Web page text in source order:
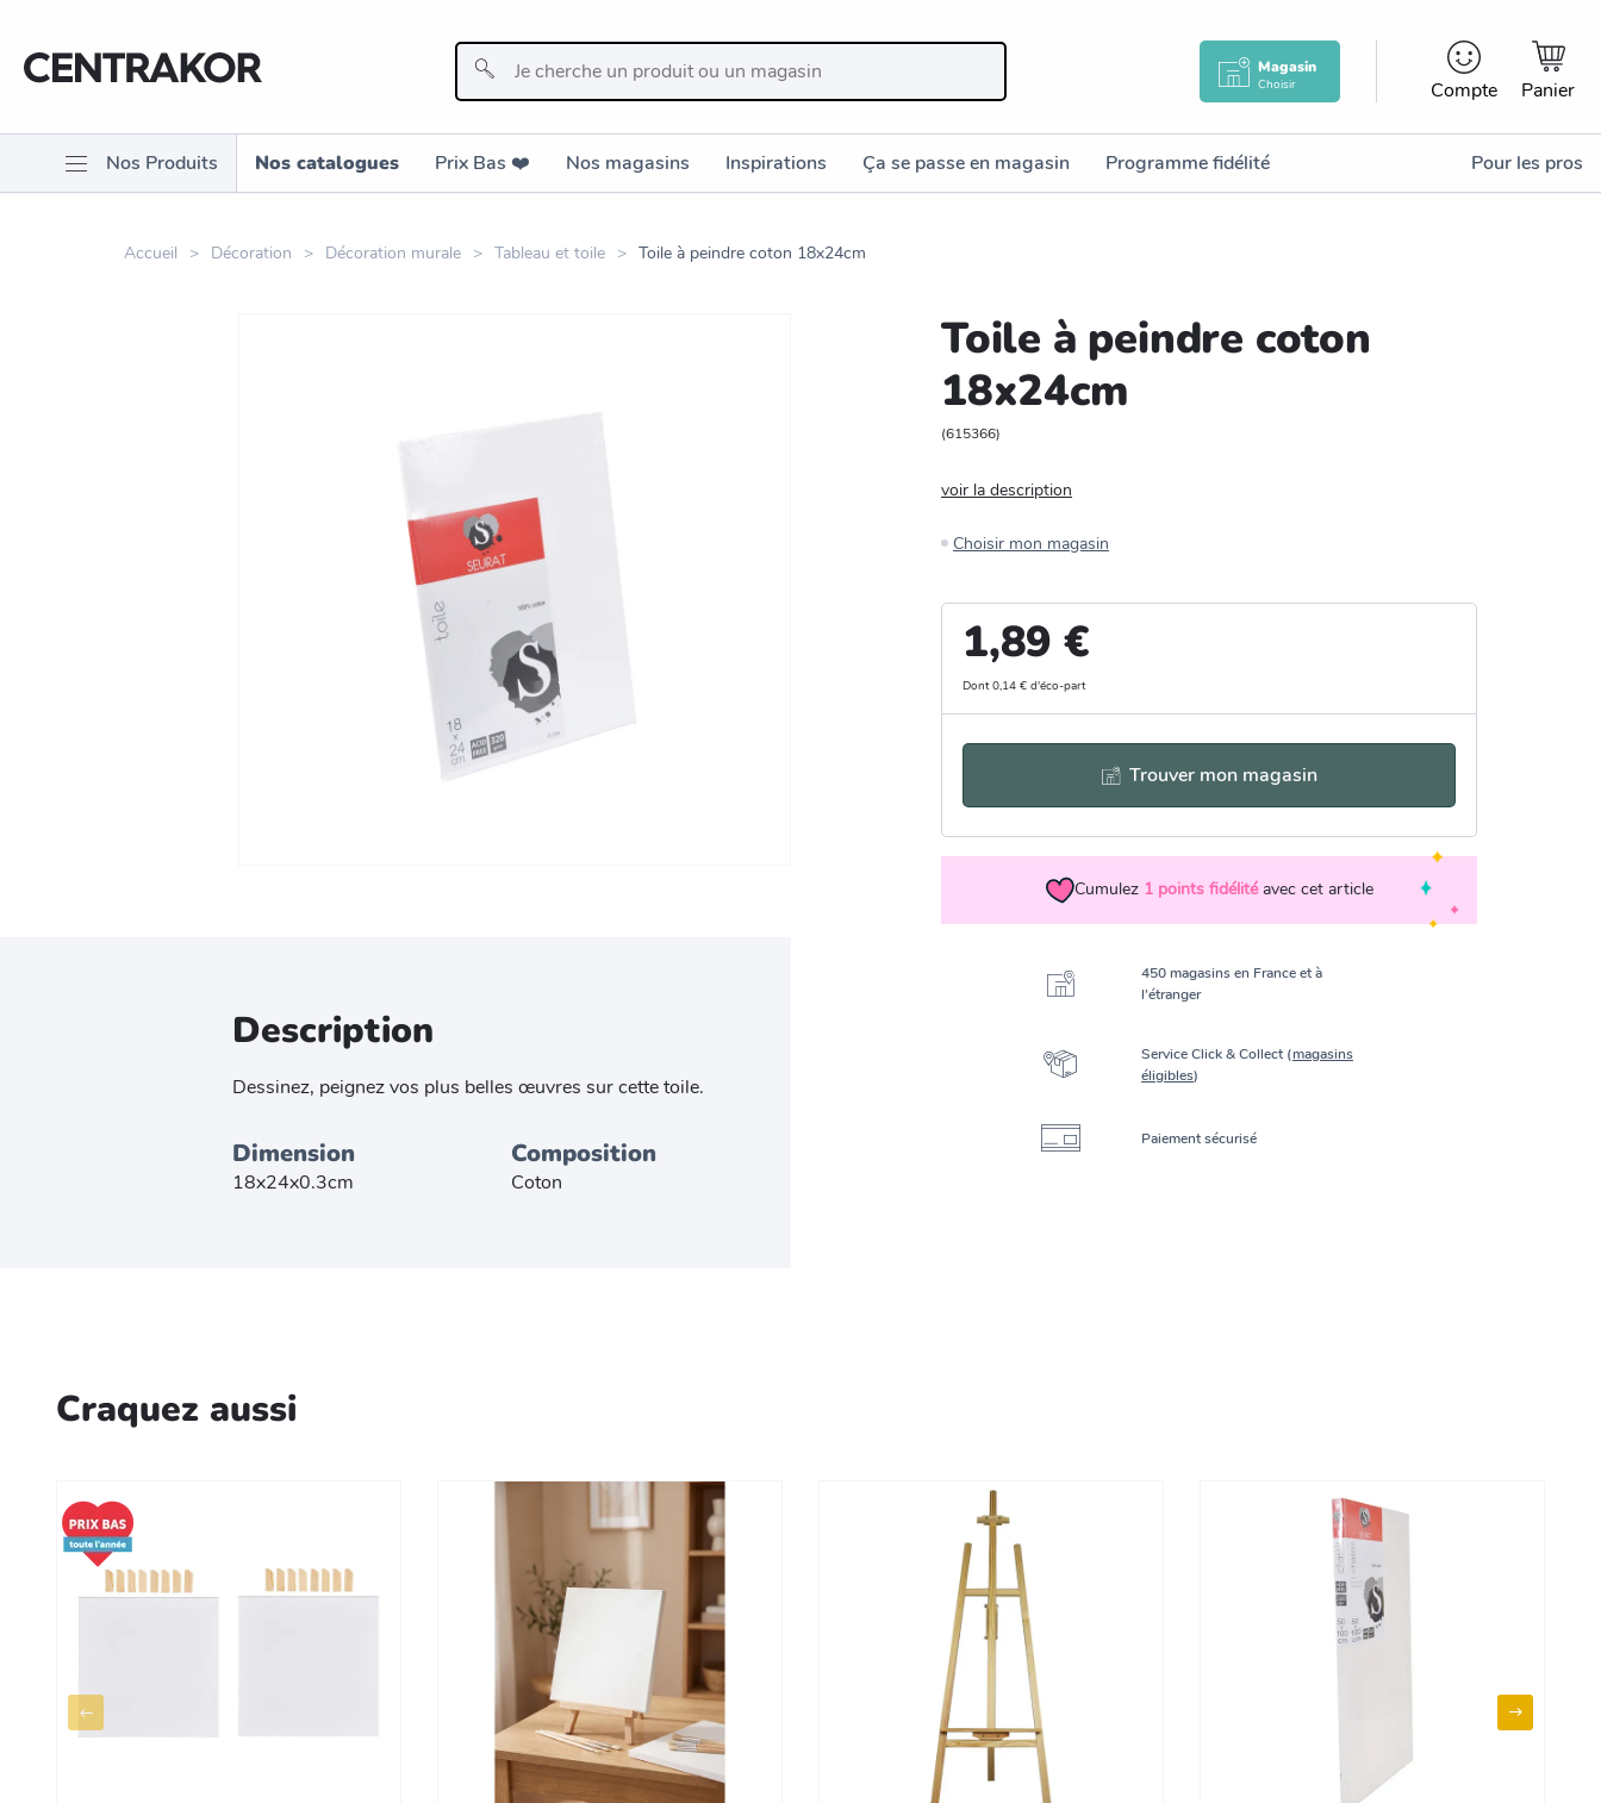
Magasin
Choisir Compte Panier
Nos Produits Nos catalogues Prix Bas ❤️️ Nos magasins Inspirations Ça se passe en magasin Programme fidélité Pour les pros
Accueil Décoration Décoration murale Tableau et toile Toile à peindre coton 18x24cm
Description
Dessinez, peignez vos plus belles œuvres sur cette toile.
Dimension
18x24x0.3cm
Composition
Coton
Toile à peindre coton
18x24cm
(615366)
voir la description
Choisir mon magasin
1,89 €
Dont 0,14 € d'éco-part
Trouver mon magasin
Cumulez 1 points fidélité avec cet article
450 magasins en France et à
l’étranger
Service Click & Collect (magasins
éligibles)
Paiement sécurisé
Craquez aussi